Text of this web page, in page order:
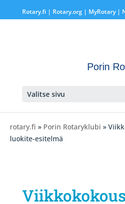
Rotary.fi | Rotary.org| MyRotary |
Porin
Valitse sivu
rotary.fi » Porin Rotaryklubi »
luokite-esitelmä